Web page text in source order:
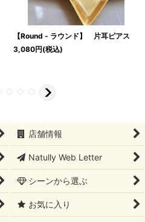
【Round - ラウンド】 片耳ピアス
3,080円(税込)
店舗情報
Natully Web Letter
シーンから選ぶ
お気に入り